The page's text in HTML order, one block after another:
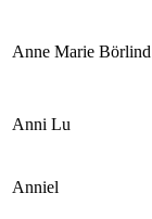
Anne Marie Börlind
Anni Lu
Anniel